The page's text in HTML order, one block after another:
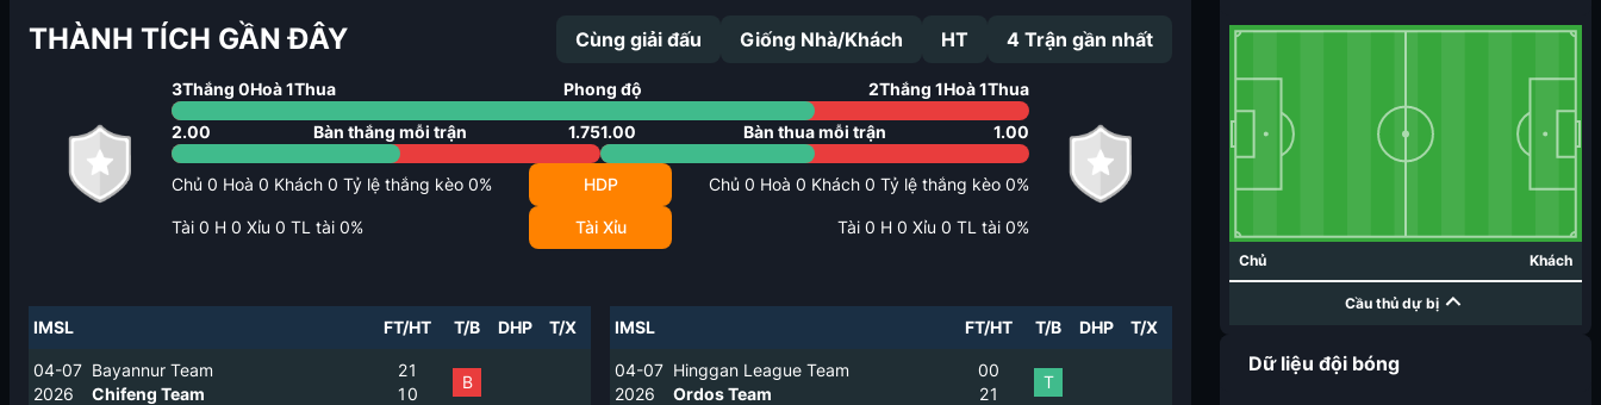
THÀNH TÍCH GẦN ĐÂY Cùng giải đấu Giống Nhà/Khách HT 4 Trận gần nhất
3Thắng 0Hoà1Thua Phong độ 2Thắng 1Hoà1Thua
2.00 Bàn thắng mỗi trận 1.751.00 Bàn thua mỗi trận 1.00
Chủ 0 Hoà 0 Khách 0 Tỷ lệ thắng kèo 0% HDP Chủ 0 Hoà 0 Khách 0 Tỷ lệ thắng kèo 0%
Tài 0 H 0 Xỉu 0 TL tài 0% Tài Xỉu Tài 0 H 0 Xỉu 0 TL tài 0%
IMSL FT/HT T/B DHP T/X
04-07
2026
Bayannur Team
Chifeng Team
2
1
1
0
B
IMSL FT/HT T/B DHP T/X
04-07
2026
Hinggan League Team
Ordos Team
0
2
0
1
T
Chủ Khách
Cầu thủ dự bị
Dữ liệu đội bóng